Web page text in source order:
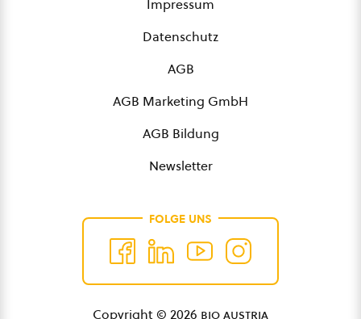
Impressum
Datenschutz
AGB
AGB Marketing GmbH
AGB Bildung
Newsletter
FOLGE UNS
Copyright © 2026 bio austria